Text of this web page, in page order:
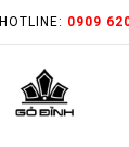
HOTLINE: 0909